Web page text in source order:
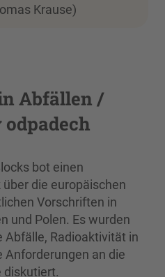
Krause)
Abfällen /
bot einen
die europäischen
Vorschriften in
und Polen. Es wurden
Radioaktivität in
Anforderungen an die
diskutiert.